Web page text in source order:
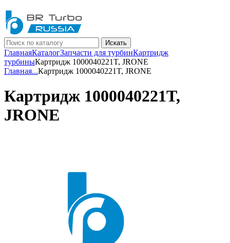
Искать
ГлавнаяКаталогЗапчасти для турбинКартридж
турбиныКартридж 1000040221T, JRONE
Главная...Картридж 1000040221T, JRONE
Картридж 1000040221T,
JRONE